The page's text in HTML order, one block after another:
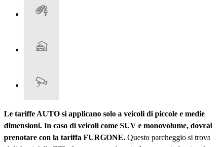
Le tariffe AUTO si applicano solo a veicoli di piccole e medie
dimensioni. In caso di veicoli come SUV e monovolume, dovrai
prenotare con la tariffa FURGONE. Questo parcheggio si trova